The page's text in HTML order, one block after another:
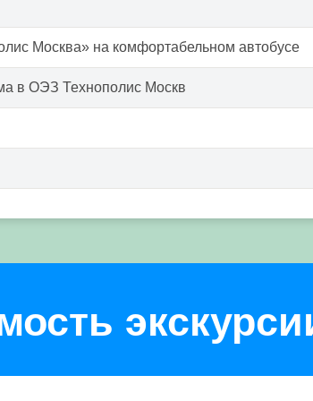
Москва» на комфортабельном автобусе
в ОЭЗ Технополис Москв